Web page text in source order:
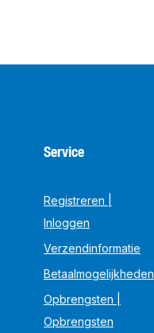
Service
Registreren |
Inloggen
Verzendinformatie
Betaalmogelijkheden
Opbrengsten |
Opbrengsten